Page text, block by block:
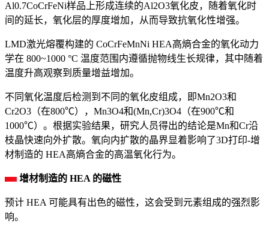
Al0.7CoCrFeNi样品上形成连续的Al2O3氧化皮，随着氧化时
间的延长，氧化层的厚度增加，从而导致抗氧化性增强。
LMD激光熔覆构建的 CoCrFeMnNi HEA高熵合金的氧化动力
学在 800~1000 °C 温度范围内遵循抛物线生长规律，其中随着
温度升高观察到质量增益增加。
不同氧化温度后检测到不同的氧化皮组成，即Mn2O3和
Cr2O3（在800℃），Mn3O4和(Mn,Cr)3O4（在900℃和
1000℃）。根据实验结果，研究人员得出的结论是Mn和Cr沿
枝晶快速向外扩散。氧向内扩散的晶界显着影响了3D打印-增
材制造的 HEA高熵合金的高温氧化行为。
增材制造的 HEA 的磁性
预计 HEA 可能具有出色的磁性，这会受到元素组成的强烈影
响。